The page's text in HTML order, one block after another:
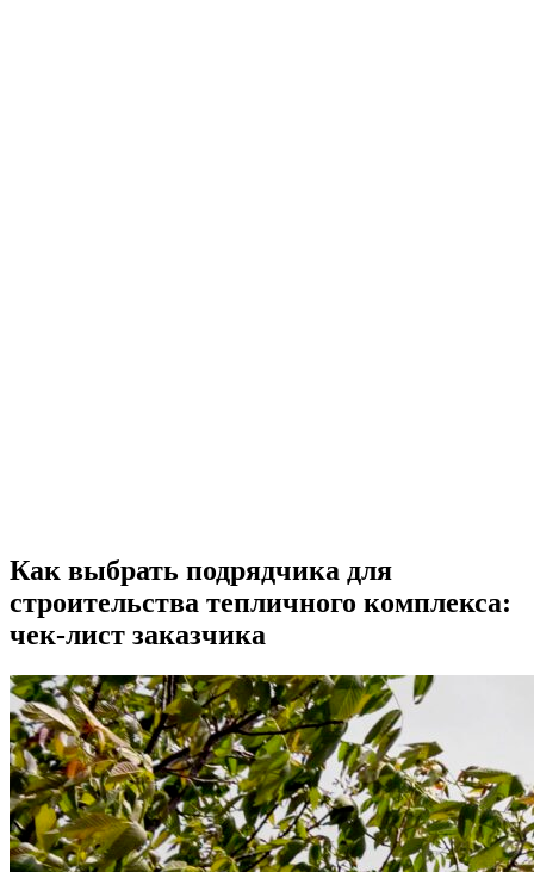
Как выбрать подрядчика для
строительства тепличного комплекса:
чек-лист заказчика